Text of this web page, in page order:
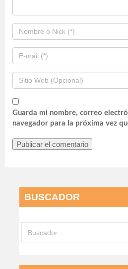
Guarda mi nombre, correo
navegador para la próxima vez
BUSCADOR